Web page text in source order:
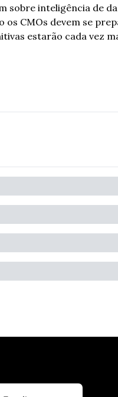
sobre inteligência de
os CMOs devem se
estarão cada vez